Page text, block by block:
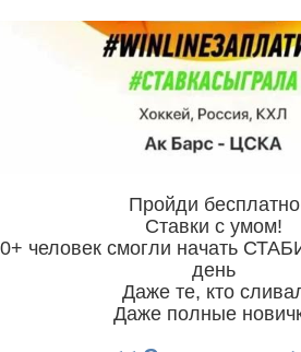
Пройди бесплатно
Ставки с умом!
человек смогли начать
день
Даже те, кто
Даже полные